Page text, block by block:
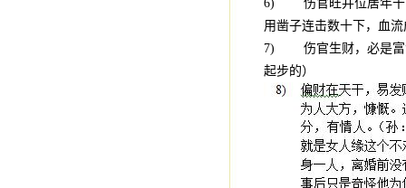
6) 伤官旺并位居年干，
用凿子连击数十下，血
7) 伤官生财，必是富命
起步的）